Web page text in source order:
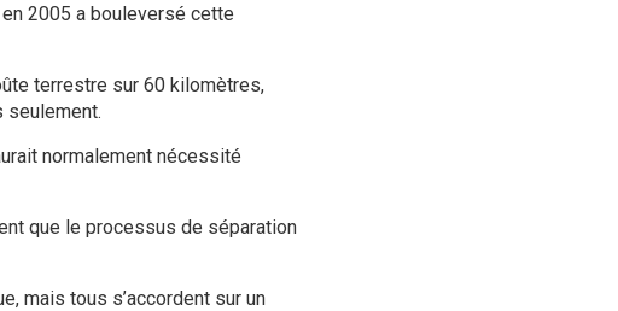
2005 a bouleversé cette
terrestre sur 60 kilomètres,
seulement.
normalement nécessité
que le processus de séparation
mais tous s’accordent sur un